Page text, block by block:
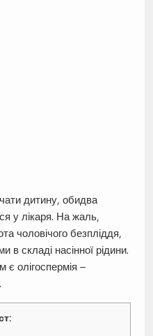
дитину, обидва
у лікаря. На жаль,
чоловічого безпліддя,
в складі насінної рідини.
олігоспермія –